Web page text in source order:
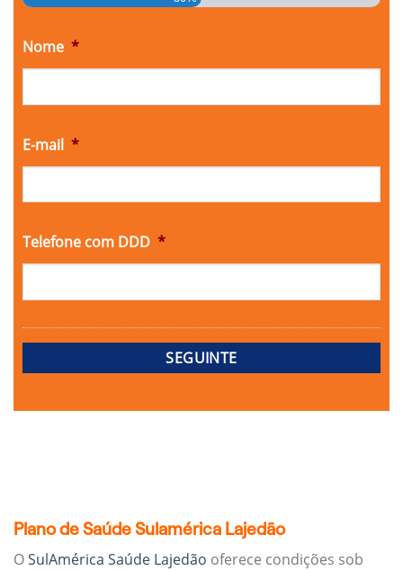
Nome *
E-mail *
Telefone com DDD *
Plano de Saúde Sulamérica Lajedão
OSulAmérica Saúde Lajedão oferece condições sob